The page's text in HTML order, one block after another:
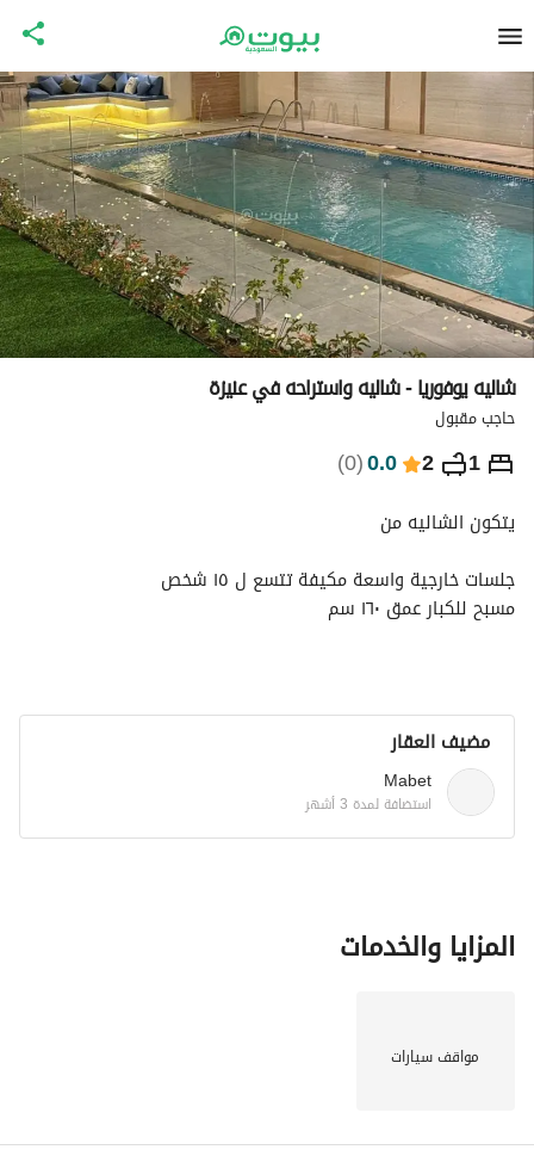
شاليه يوفوريا - شاليه واستراحه في عنيزة
حاجب مقبول
1
2
0.0
(
0
) ⃁
707ليلة
التفاصيل
يتكون الشاليه من
جلسات خارجية واسعة مكيفة تتسع ل ١٥ شخص
مسبح للكبار عمق ١٦٠ سم
الجزء الداخلي:
صالة تتسع لـ ٢٥ شخص مع دورة مياه
طاوله طعام ٤ مقاعد
مطبخ مجهز
مضيف العقار
Mabet
استضافة لمدة 3 أشهر
المزايا والخدمات
مواقف سيارات